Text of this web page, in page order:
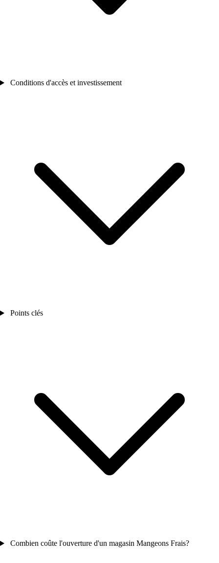
Conditions d'accès et investissement
Points clés
Combien coûte l'ouverture d'un magasin Mangeons Frais?